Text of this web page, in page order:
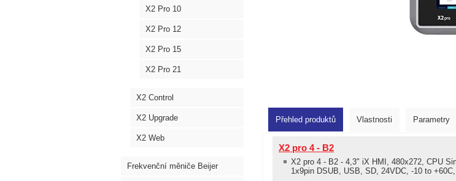
X2 Pro 10
X2 Pro 12
X2 Pro 15
X2 Pro 21
X2 Control
X2 Upgrade
X2 Web
Frekvenční měniče Beijer
Přehled produktů Vlastnosti Parametry
X2 pro 4 - B2
X2 pro 4 - B2 - 4,3" iX HMI, 480x272, CPU
1x9pin DSUB, USB, SD, 24VDC, -10 to